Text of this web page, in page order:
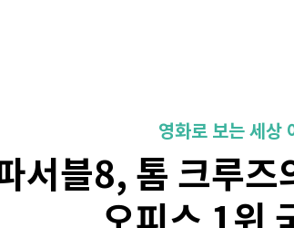
영화로 보는 세상
서블8, 톰 크루즈